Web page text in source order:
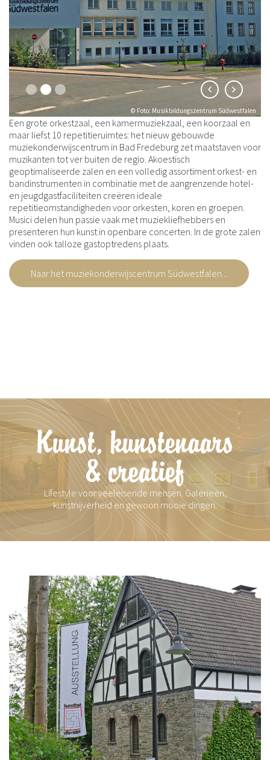
© Foto: Musikbildungszentrum Südwestfalen
Een grote orkestzaal, een kamermuziekzaal, een koorzaal en
maar liefst 10 repetitieruimtes: het nieuw gebouwde
muziekonderwijscentrum in Bad Fredeburg zet maatstaven voor
muzikanten tot ver buiten de regio. Akoestisch
geoptimaliseerde zalen en een volledig assortiment orkest- en
bandinstrumenten in combinatie met de aangrenzende hotel-
en jeugdgastfaciliteiten creëren ideale
repetitieomstandigheden voor orkesten, koren en groepen.
Musici delen hun passie vaak met muziekliefhebbers en
presenteren hun kunst in openbare concerten. In de grote zalen
vinden ook talloze gastoptredens plaats.
Naar het muziekonderwijscentrum Südwestfalen...
Kunst, kunstenaars
& creatief
Lifestyle voor veeleisende mensen. Galerieën,
kunstnijverheid en gewoon mooie dingen.